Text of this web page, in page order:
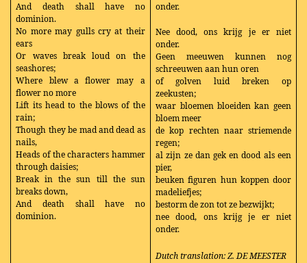
And death shall have no
dominion.
No more may gulls cry at their
ears
Or waves break loud on the
seashores;
Where blew a flower may a
flower no more
Lift its head to the blows of the
rain;
Though they be mad and dead as
nails,
Heads of the characters hammer
through daisies;
Break in the sun till the sun
breaks down,
And death shall have no
dominion.
onder.
Nee dood, ons krijg je er niet
onder.
Geen meeuwen kunnen nog
schreeuwen aan hun oren
of golven luid breken op
zeekusten;
waar bloemen bloeiden kan geen
bloem meer
de kop rechten naar striemende
regen;
al zijn ze dan gek en dood als een
pier,
beuken figuren hun koppen door
madeliefjes;
bestorm de zon tot ze bezwijkt;
nee dood, ons krijg je er niet
onder.
Dutch translation: Z. DE MEESTER